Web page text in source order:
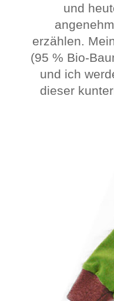
und
erzählen.
(95 % Bio-
und ich
dieser